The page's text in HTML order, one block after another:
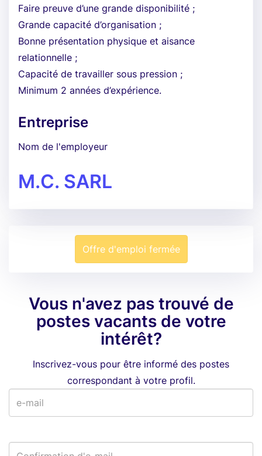
Faire preuve d’une grande disponibilité ;
Grande capacité d’organisation ;
Bonne présentation physique et aisance
relationnelle ;
Capacité de travailler sous pression ;
Minimum 2 années d’expérience.
Entreprise
Nom de l'employeur
M.C. SARL
Offre d'emploi fermée
Vous n'avez pas trouvé de
postes vacants de votre
intérêt?
Inscrivez-vous pour être informé des postes
correspondant à votre profil.